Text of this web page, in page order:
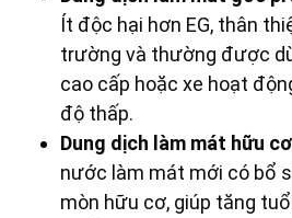
Ít độc hại hơn EG, thân
trường và thường được
cao cấp hoặc xe hoạt
độ thấp.
Dung dịch làm mát hữu
nước làm mát mới có bổ
mòn hữu cơ, giúp tăng